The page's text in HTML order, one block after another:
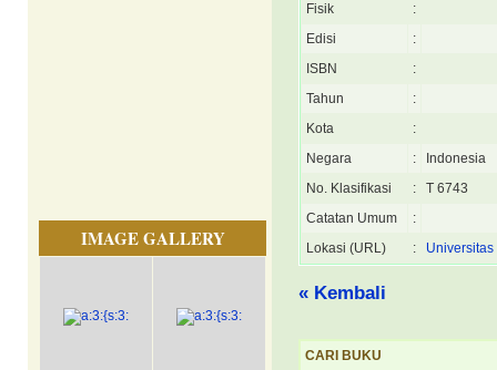
IMAGE GALLERY
Fisik
:
Edisi
:
ISBN
:
Tahun
:
Kota
:
Negara
:
Indonesia
No. Klasifikasi
:
T 6743
Catatan Umum
:
Lokasi (URL)
:
« Kembali
CARI BUKU